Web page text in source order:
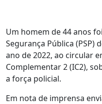
Um homem de 44 anos
Segurança Pública (PSP)
ano de 2022, ao circular
Complementar 2 (IC2),
a força policial.
Em nota de imprensa